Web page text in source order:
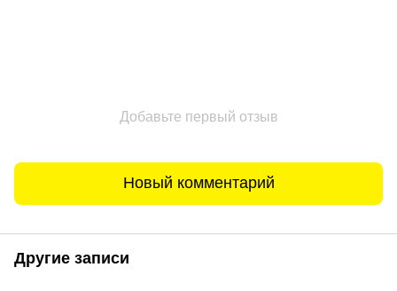
Добавьте первый отзыв
Новый комментарий
Другие записи